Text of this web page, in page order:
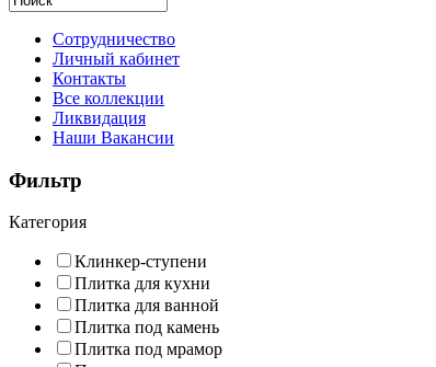
Сотрудничество
Личный кабинет
Контакты
Все коллекции
Ликвидация
Наши Вакансии
Фильтр
Категория
Клинкер-ступени
Плитка для кухни
Плитка для ванной
Плитка под камень
Плитка под мрамор